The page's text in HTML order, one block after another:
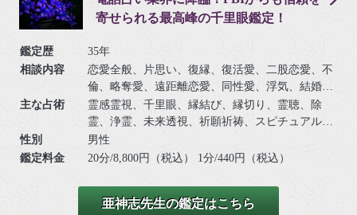
寄せられる最高峰の千里眼鑑定！
鑑定歴
35年
相談内容
恋愛全般、片思い、復縁、復活愛、二股恋愛、不
倫、略奪愛、遠距離恋愛、同性愛、浮気、結婚、
離婚、夫婦問題、家庭/家族問題、親子、育児、教
育、介護、引っ越し、仕事全般、適職、経営、進
路、人間関係、相性、ママ友、相手の気持ち、人
生相談、開運、運勢、健康、金銭、動物、故人、
主な占術
霊感霊視、千里眼、縁結び、縁切り、霊聴、除
霊、浄霊、未来透視、祈願祈祷、スピチュアルカ
ウンセリング、波動修正、思念伝達、引き寄せ、
ヒーリング、チャネリング、オーラ、チャクラ、
去、先祖供養、写真供養、人形供養、過去世供
養、高次との交信、アニマルコミニケーション、
性別
男性
鑑定料金
20分/8,800円（税込） 1分/440円（税込）
亜神志先生の鑑定はこちら